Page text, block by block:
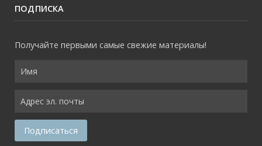
ПОДПИСКА
Получайте первыми самые свежие материалы!